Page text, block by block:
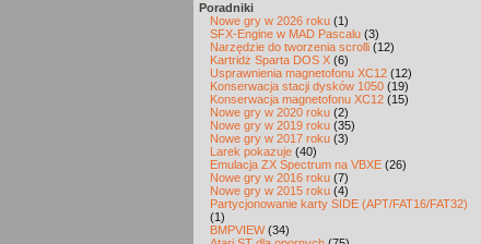
Poradniki
Nowe gry w 2026 roku (1)
SFX-Engine w MAD Pascalu (3)
Narzędzie do tworzenia scrolli (12)
Kartridż Sparta DOS X (6)
Usprawnienia magnetofonu XC12 (12)
Konserwacja stacji dysków 1050 (19)
Konserwacja magnetofonu XC12 (15)
Nowe gry w 2020 roku (2)
Nowe gry w 2019 roku (35)
Nowe gry w 2017 roku (3)
Larek pokazuje (40)
Emulacja ZX Spectrum na VBXE (26)
Nowe gry w 2016 roku (7)
Nowe gry w 2015 roku (4)
Partycjonowanie karty SIDE (APT/FAT16/FAT32)
(1)
BMPVIEW(34)